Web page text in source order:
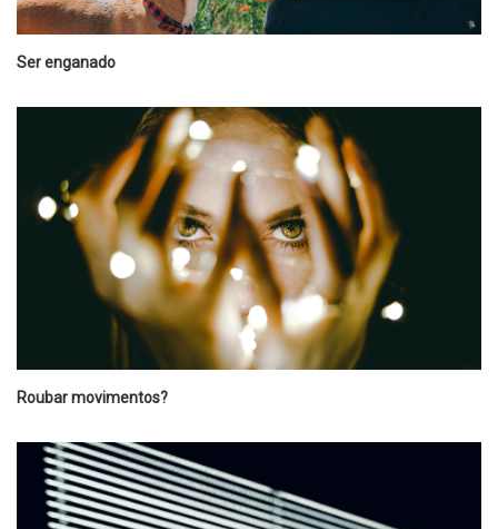
Ser enganado
Roubar movimentos?